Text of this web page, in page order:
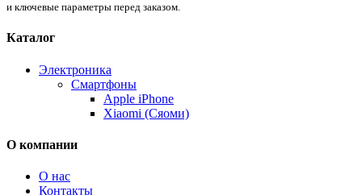
и ключевые параметры перед заказом.
Каталог
Электроника
Смартфоны
Apple iPhone
Xiaomi (Сяоми)
О компании
О нас
Контакты